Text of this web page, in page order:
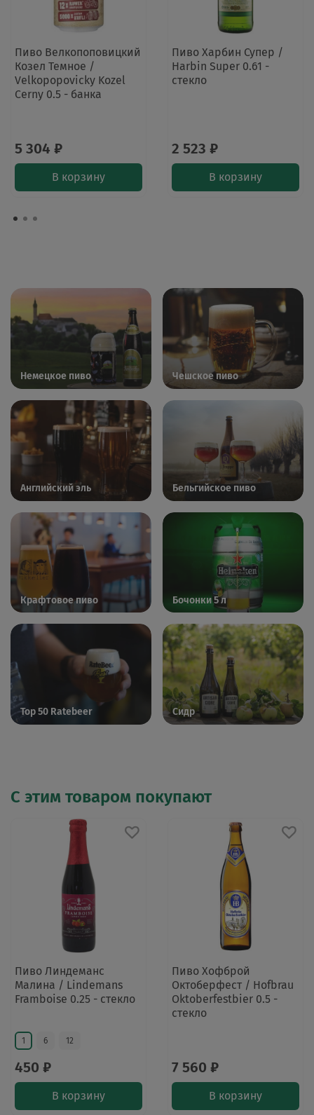
Пиво Велкопоповицкий
Козел Темное /
Velkopopovicky Kozel
Cerny 0.5 - банка
5 304 ₽
В корзину
Пиво Харбин Супер /
Harbin Super 0.61 -
стекло
2 523 ₽
В корзину
Немецкое пиво Чешское пиво
Английский эль Бельгийское пиво
Крафтовое пиво Бочонки 5 л
Top 50 Ratebeer Сидр
С этим товаром покупают
Пиво Линдеманс
Малина / Lindemans
Framboise 0.25 - стекло
1 6 12
450 ₽
В корзину
Пиво Хофброй
Октоберфест / Hofbrau
Oktoberfestbier 0.5 -
стекло
7 560 ₽
В корзину